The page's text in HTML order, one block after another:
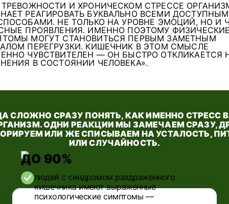
ТРЕВОЖНОСТИ И ХРОНИЧЕСКОМ СТРЕССЕ
РЕАГИРОВАТЬ БУКВАЛЬНО ВСЕМИ
НЕ ТОЛЬКО НА УРОВНЕ ЭМОЦИЙ, НО И
ПРОЯВЛЕНИЯ. ИМЕННО ПОЭТОМУ
МОГУТ СТАНОВИТЬСЯ ПЕРВЫМ ЗАМЕТНЫМ
ПЕРЕГРУЗКИ. КИШЕЧНИК В ЭТОМ СМЫСЛЕ
ЧУВСТВИТЕЛЕН — ОН БЫСТРО ОТКЛИКАЕТСЯ
В СОСТОЯНИИ ЧЕЛОВЕКА».
СЛОЖНО СРАЗУ ПОНЯТЬ, КАК ИМЕННО СТРЕСС
ОДНИ РЕАКЦИИ МЫ ЗАМЕЧАЕМ СРАЗУ,
ИЛИ ЖЕ СПИСЫВАЕМ НА УСТАЛОСТЬ,
ИЛИ СЛУЧАЙНОСТЬ.
ДО 90%
людей с синдромом раздраженного
кишечника имеют выраженные
психологические симптомы —